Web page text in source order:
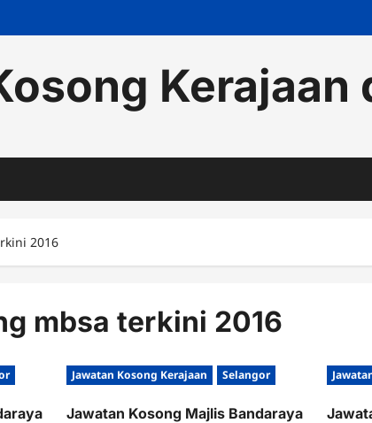
Kerajaan
2016
mbsa terkini 2016
Jawatan Kosong Kerajaan Selangor
Jawatan Kosong Majlis Bandaraya